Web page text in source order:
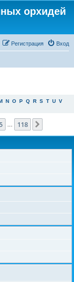
орхидей
Вход
Регистрация
N O P Q R S T U V
118